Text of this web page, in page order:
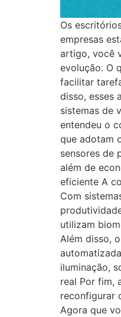
Os
empresas
artigo, você
evolução. O
facilitar
disso, esses
sistemas de
entendeu o
que adotam
sensores de
além de
eficiente A
Com
utilizam
Além disso,
iluminação,
real Por fim,
reconfigurar
Agora que